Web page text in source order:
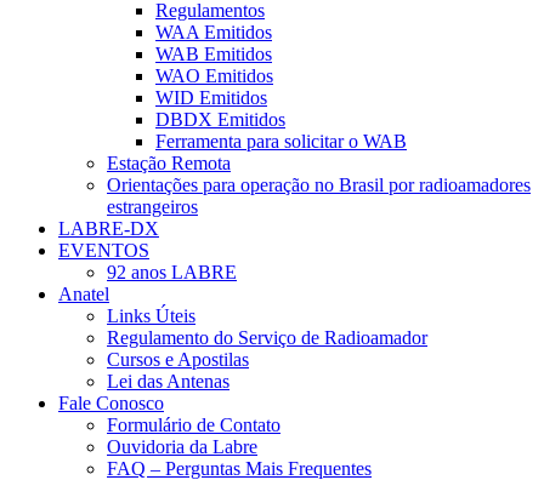
Regulamentos
WAA Emitidos
WAB Emitidos
WAO Emitidos
WID Emitidos
DBDX Emitidos
Ferramenta para solicitar o WAB
Estação Remota
Orientações para operação no Brasil por radioamadores
estrangeiros
LABRE-DX
EVENTOS
92 anos LABRE
Anatel
Links Úteis
Regulamento do Serviço de Radioamador
Cursos e Apostilas
Lei das Antenas
Fale Conosco
Formulário de Contato
Ouvidoria da Labre
FAQ – Perguntas Mais Frequentes